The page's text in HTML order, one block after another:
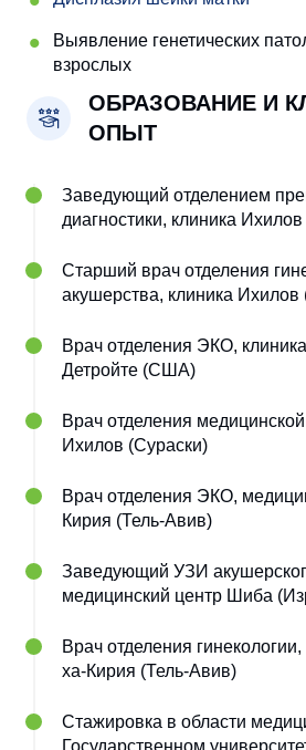
Выявление генетических
взрослых
ОБРАЗОВАНИЕ И
ОПЫТ
Заведующий отделением
диагностики, клиника
Старший врач отделения
акушерства, клиника Ихилов
Врач отделения ЭКО,
Детройте (США)
Врач отделения медицинской
Ихилов (Сураски)
Врач отделения ЭКО,
Кирия (Тель-Авив)
Заведующий УЗИ
медицинский центр Шиба
Врач отделения
ха-Кирия (Тель-Авив)
Стажировка в области
Государственном